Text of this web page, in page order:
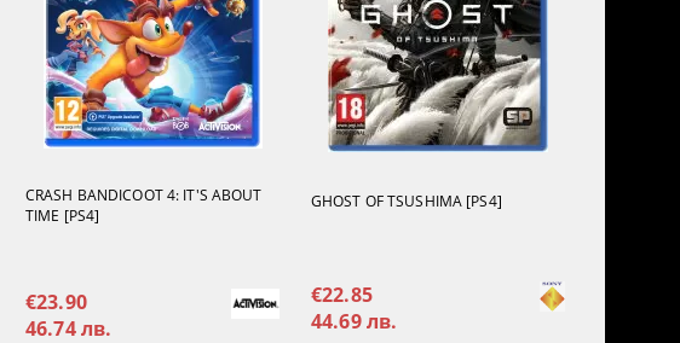
CRASH BANDICOOT 4: IT'S ABOUT
TIME [PS4]
€23.90
46.74 лв.
GHOST OF TSUSHIMA [PS4]
€22.85
44.69 лв.